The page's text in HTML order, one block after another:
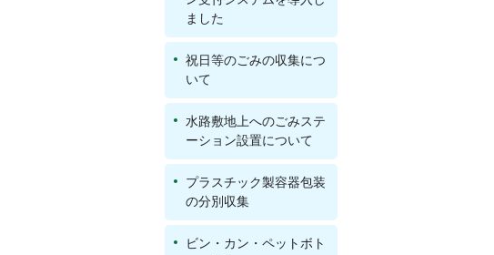
ました
祝日等のごみの収集につ
いて
水路敷地上へのごみステ
ーション設置について
プラスチック製容器包装
の分別収集
ビン・カン・ペットボト